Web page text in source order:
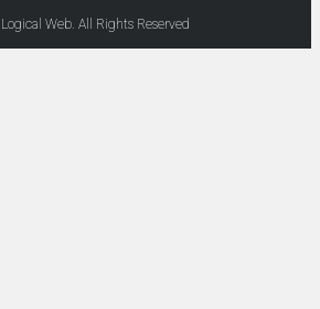
Web. All Rights Reserved